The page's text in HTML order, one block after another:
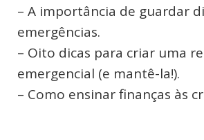
– A importância de guardar
emergências.
– Oito dicas para criar uma
emergencial (e mantê-la!).
– Como ensinar finanças às